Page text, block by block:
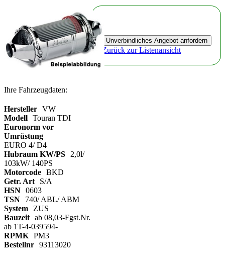
Ihre Fahrzeugdaten:
Hersteller VW
Modell Touran TDI
Euronorm vor
Umrüstung
EURO 4/ D4
Hubraum KW/PS
2,0l/
103kW/ 140PS
Motorcode BKD
Getr. Art
S/A
HSN 0603
TSN
740/ ABL/ ABM
System
ZUS
Bauzeit ab 08,03-Fgst.Nr.
ab 1T-4-039594-
RPMK PM3
Bestellnr 93113020
Zurück zur Listenansicht